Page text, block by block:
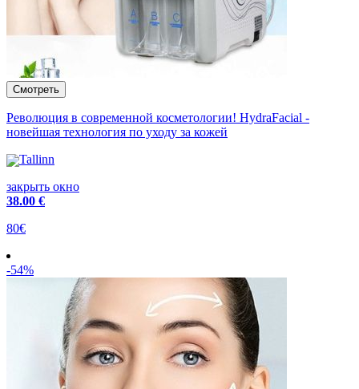
Революция в современной косметологии! HydraFacial -
новейшая технология по уходу за кожей
Tallinn
закрыть окно
38.00 €
80€
-54%